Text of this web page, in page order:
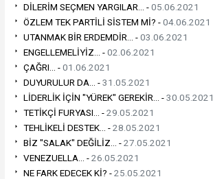
DİLERİM SEÇMEN YARGILAR... -05.06.2021
ÖZLEM TEK PARTİLİ SİSTEM Mİ? -04.06.2021
UTANMAK BİR ERDEMDİR... -03.06.2021
ENGELLEMELİYİZ... -02.06.2021
ÇAĞRI... -01.06.2021
DUYURULUR DA... -31.05.2021
LİDERLİK İÇİN "YÜREK" GEREKİR... -30.05.2021
TETİKÇİ FURYASI... -29.05.2021
TEHLİKELİ DESTEK... -28.05.2021
BİZ "SALAK" DEĞİLİZ... -27.05.2021
VENEZUELLA... -26.05.2021
NE FARK EDECEK Kİ? -25.05.2021